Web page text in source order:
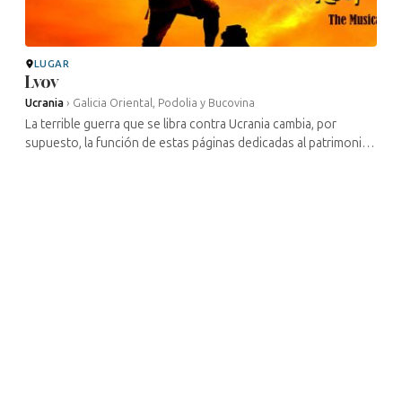
LUGAR
Lvov
Ucrania › Galicia Oriental, Podolia y Bucovina
La terrible guerra que se libra contra Ucrania cambia, por
supuesto, la función de estas páginas dedicadas al patrimonio